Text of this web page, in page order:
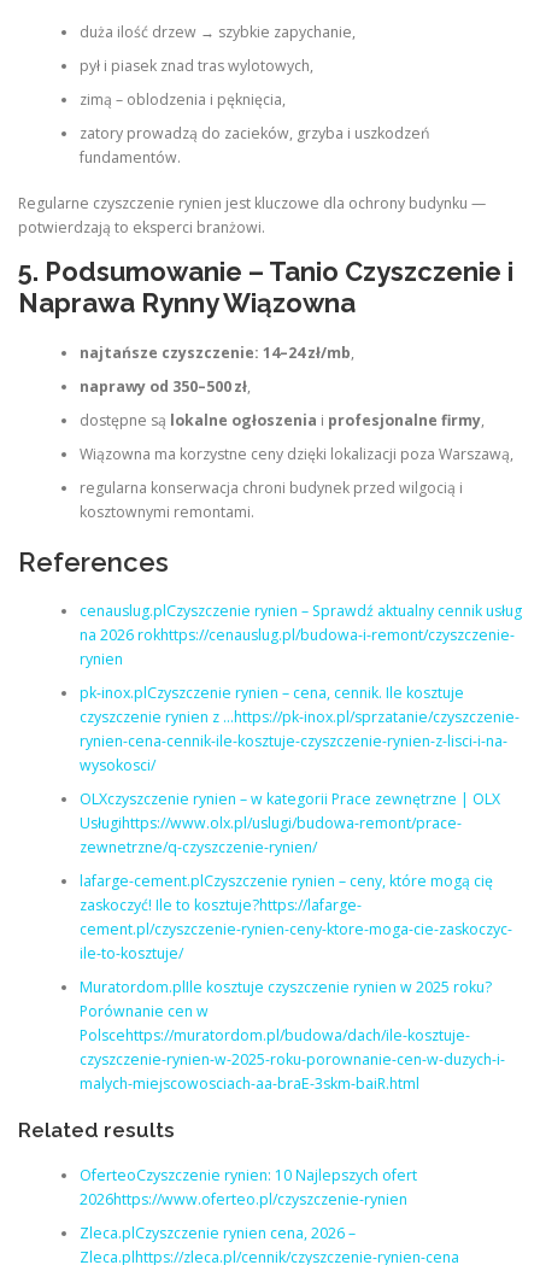
duża ilość drzew → szybkie zapychanie,
pył i piasek znad tras wylotowych,
zimą – oblodzenia i pęknięcia,
zatory prowadzą do zacieków, grzyba i uszkodzeń
fundamentów.
Regularne czyszczenie rynien jest kluczowe dla ochrony budynku —
potwierdzają to eksperci branżowi.
5. Podsumowanie – Tanio Czyszczenie i
Naprawa Rynny Wiązowna
najtańsze czyszczenie: 14–24 zł/mb,
naprawy od 350–500 zł,
dostępne są lokalne ogłoszenia i profesjonalne firmy,
Wiązowna ma korzystne ceny dzięki lokalizacji poza Warszawą,
regularna konserwacja chroni budynek przed wilgocią i
kosztownymi remontami.
References
cenauslug.plCzyszczenie rynien – Sprawdź aktualny cennik usług
na 2026 rokhttps://cenauslug.pl/budowa-i-remont/czyszczenie-
rynien
pk-inox.plCzyszczenie rynien – cena, cennik. Ile kosztuje
czyszczenie rynien z …https://pk-inox.pl/sprzatanie/czyszczenie-
rynien-cena-cennik-ile-kosztuje-czyszczenie-rynien-z-lisci-i-na-
wysokosci/
OLXczyszczenie rynien – w kategorii Prace zewnętrzne | OLX
Usługihttps://www.olx.pl/uslugi/budowa-remont/prace-
zewnetrzne/q-czyszczenie-rynien/
lafarge-cement.plCzyszczenie rynien – ceny, które mogą cię
zaskoczyć! Ile to kosztuje?https://lafarge-
cement.pl/czyszczenie-rynien-ceny-ktore-moga-cie-zaskoczyc-
ile-to-kosztuje/
Muratordom.plIle kosztuje czyszczenie rynien w 2025 roku?
Porównanie cen w
Polscehttps://muratordom.pl/budowa/dach/ile-kosztuje-
czyszczenie-rynien-w-2025-roku-porownanie-cen-w-duzych-i-
malych-miejscowosciach-aa-braE-3skm-baiR.html
Related results
OferteoCzyszczenie rynien: 10 Najlepszych ofert
2026https://www.oferteo.pl/czyszczenie-rynien
Zleca.plCzyszczenie rynien cena, 2026 –
Zleca.plhttps://zleca.pl/cennik/czyszczenie-rynien-cena